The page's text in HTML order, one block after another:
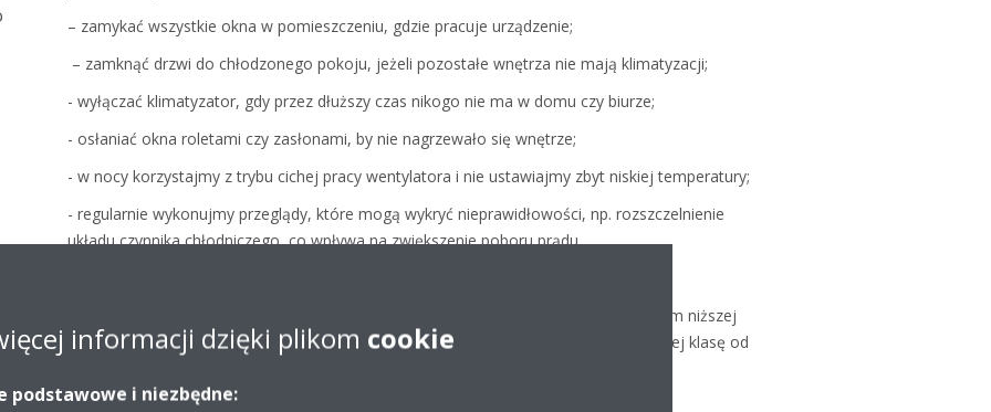
– zamykać wszystkie okna w pomieszczeniu, gdzie pracuje urządzenie;
– zamknąć drzwi do chłodzonego pokoju, jeżeli pozostałe wnętrza nie mają klimatyzacji;
- wyłączać klimatyzator, gdy przez dłuższy czas nikogo nie ma w domu czy biurze;
- osłaniać okna roletami czy zasłonami, by nie nagrzewało się wnętrze;
- w nocy korzystajmy z trybu cichej pracy wentylatora i nie ustawiajmy zbyt niskiej temperatury;
- regularnie wykonujmy przeglądy, które mogą wykryć nieprawidłowości, np. rozszczelnienie
układu czynnika chłodniczego, co wpływa na zwiększenie poboru prądu.
Najbardziej energooszczędne klimatyzatory mają klasę A+++ - to najwyższa klasa. Im niższej
klasy jest urządzenie, tym więcej prądu zużywa. Urządzenia typu split mają najczęściej klasę od
informacji dzięki plikom cookie
podstawowe i niezbędne: